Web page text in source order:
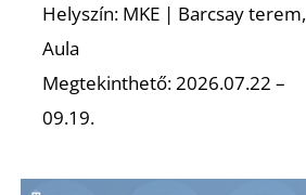
Helyszín: MKE | Barcsay terem,
Aula
Megtekinthető: 2026.07.22 –
09.19.